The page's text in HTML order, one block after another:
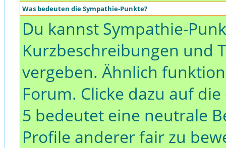
Was bedeuten die Sympathie-Punkte?
Du kannst Sympathie-
Kurzbeschreibungen und
vergeben. Ähnlich
Forum. Clicke dazu auf
5 bedeutet eine neutrale
Profile anderer fair zu